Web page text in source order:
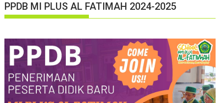
PPDB MI PLUS AL FATIMAH 2024-2025